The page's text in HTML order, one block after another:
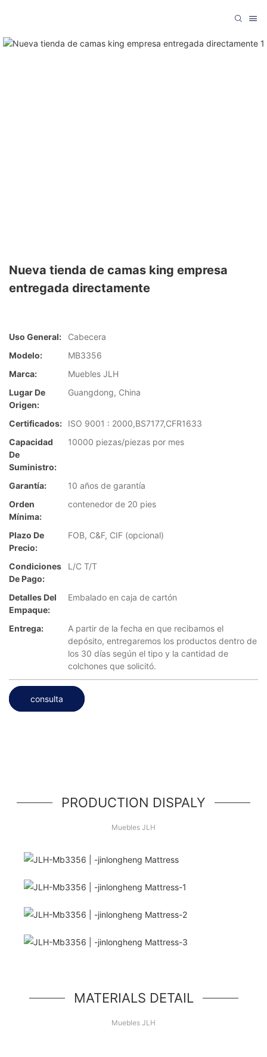
Nueva tienda de camas king empresa
entregada directamente
Uso General:
Cabecera
Modelo:
MB3356
Marca:
Muebles JLH
Lugar De
Origen:
Guangdong, China
Certificados:
ISO 9001 : 2000,BS7177,CFR1633
Capacidad
De
Suministro:
10000 piezas/piezas por mes
Garantía:
10 años de garantía
Orden
Mínima:
contenedor de 20 pies
Plazo De
Precio:
FOB, C&F, CIF (opcional)
Condiciones
De Pago:
L/C T/T
Detalles Del
Empaque:
Embalado en caja de cartón
Entrega:
A partir de la fecha en que recibamos el
depósito, entregaremos los productos dentro de
los 30 días según el tipo y la cantidad de
colchones que solicitó.
consulta
PRODUCTION DISPALY
Muebles JLH
¡Hola Mundo!
MATERIALS DETAIL
Muebles JLH